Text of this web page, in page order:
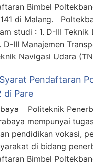
Bimbel
di Malang.
studi : 1. D-III Teknik
D-III Manajemen
Navigasi Udara
Pendaftaran
di Pare
– Politeknik
mempunyai
pendidikan vokasi,
di bidang
Bimbel